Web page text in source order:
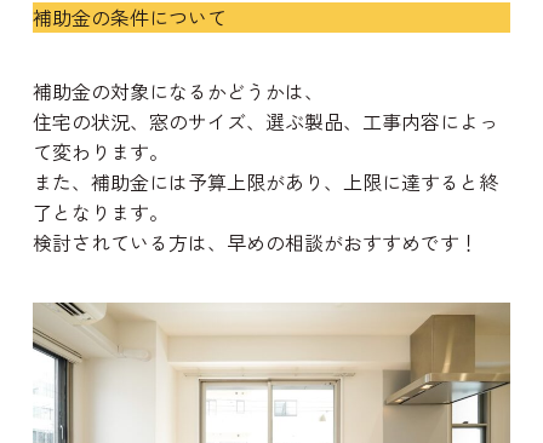
補助金の条件について
補助金の対象になるかどうかは、
住宅の状況、窓のサイズ、選ぶ製品、工事内容によっ
て変わります。
また、補助金には予算上限があり、上限に達すると終
了となります。
検討されている方は、早めの相談がおすすめです！